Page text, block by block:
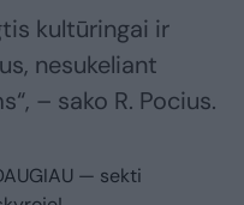
kultūringai ir
nesukeliant
– sako R. Pocius.
— sekti